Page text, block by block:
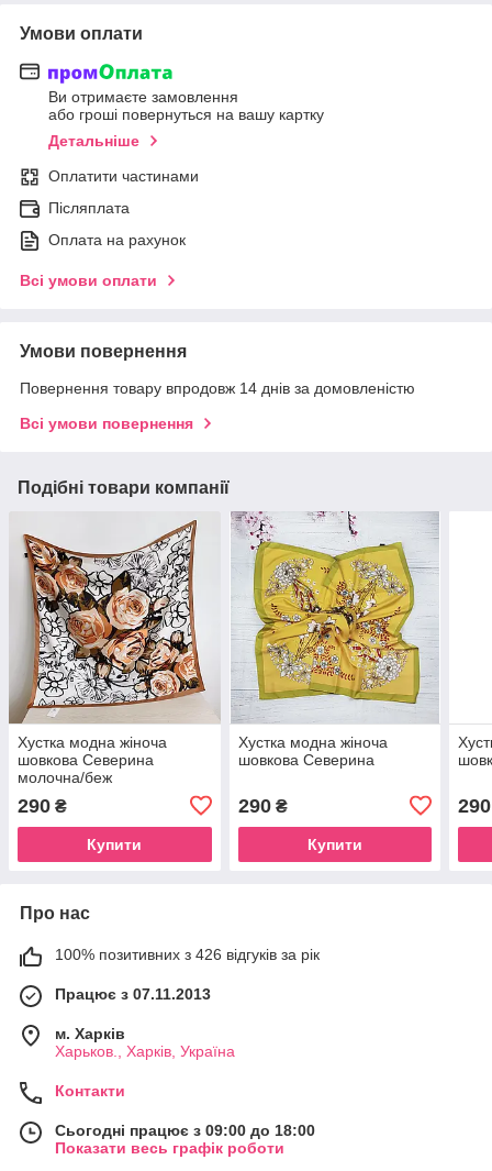
Умови оплати
Ви отримаєте замовлення
або гроші повернуться на вашу картку
Детальніше
Оплатити частинами
Післяплата
Оплата на рахунок
Всі умови оплати
Умови повернення
Повернення товару впродовж 14 днів за домовленістю
Всі умови повернення
Подібні товари компанії
Хустка модна жіноча
шовкова Северина
молочна/беж
290 ₴
Купити
Хустка модна жіноча
шовкова Северина
290₴
Купити
290
Про нас
100% позитивних з 426 відгуків за рік
Працює з 07.11.2013
м. Харків
Харьков., Харків, Україна
Контакти
Сьогодні працює з 09:00 до 18:00
Показати весь графік роботи